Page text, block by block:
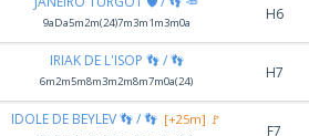
9aDa5m2m(24)7m3m1m3m0a H6
IRIAK DE L'ISOP 👣 / 👣
6m2m5m8m3m2m8m7m0a(24) H7
IDOLE DE BEYLEV 👣 / 👣 [+25m] 🚩
F7